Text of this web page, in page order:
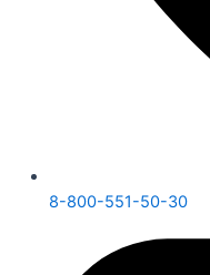
8-800-551-50-30